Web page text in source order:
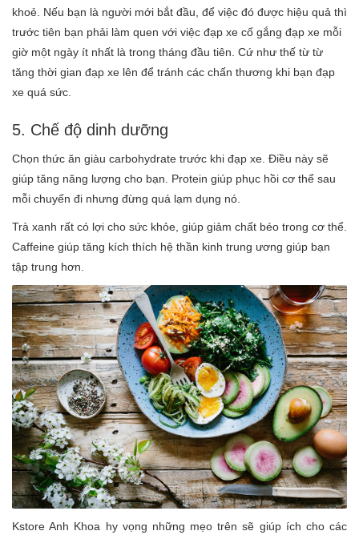
khoẻ. Nếu bạn là người mới bắt đầu, để việc đó được hiệu quả thì
trước tiên bạn phải làm quen với việc đạp xe cố gắng đạp xe mỗi
giờ một ngày ít nhất là trong tháng đầu tiên. Cứ như thế từ từ
tăng thời gian đạp xe lên để tránh các chấn thương khi bạn đạp
xe quá sức.
5. Chế độ dinh dưỡng
Chọn thức ăn giàu carbohydrate trước khi đạp xe. Điều này sẽ
giúp tăng năng lượng cho bạn. Protein giúp phục hồi cơ thể sau
mỗi chuyến đi nhưng đừng quá lạm dụng nó.
Trà xanh rất có lợi cho sức khỏe, giúp giảm chất béo trong cơ thể.
Caffeine giúp tăng kích thích hệ thần kinh trung ương giúp bạn
tập trung hơn.
Kstore Anh Khoa hy vọng những mẹo trên sẽ giúp ích cho các